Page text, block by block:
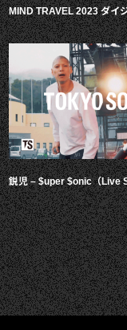
MIND TRAVEL 2023 ダイ
鋭児 – $uper $onic（Live